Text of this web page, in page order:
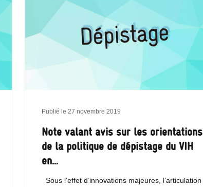
Note valant avis sur les orientations
de la politique de dépistage du VIH
en…
Sous l’effet d’innovations majeures, l’articulation
Publié le 27 novembre 2019